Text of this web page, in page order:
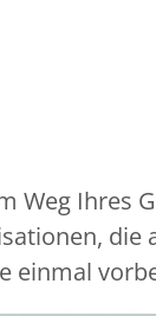
Weg Ihres
einmal